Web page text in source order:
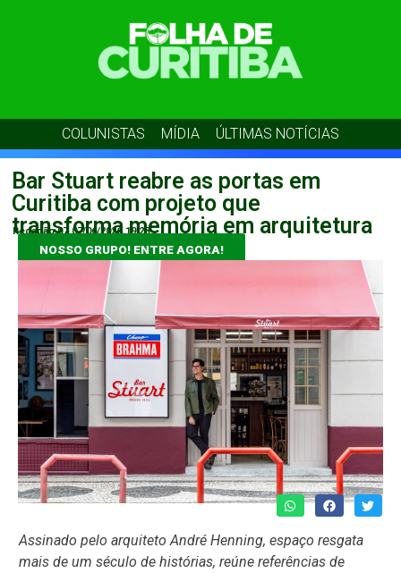
COLUNISTAS MÍDIA ÚLTIMAS NOTÍCIAS
Bar Stuart reabre as portas em
Curitiba com projeto que
transforma memória em arquitetura
Redação 07 07/06/2026 19:28
NOSSO GRUPO! ENTRE AGORA!
Assinado pelo arquiteto André Henning, espaço resgata
mais de um século de histórias, reúne referências de